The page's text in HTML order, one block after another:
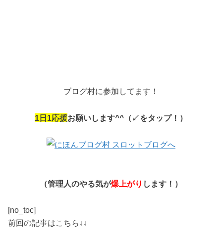
ブログ村に参加してます！
1日1応援お願いします^^ （↙︎をタップ！）
（管理人のやる気が爆上がり します！）
[no_toc]
前回の記事はこちら↓↓